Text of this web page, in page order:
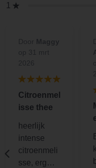
1
Citroenmel
isse thee
heerlijk
intense
citroenmeli
sse, erg